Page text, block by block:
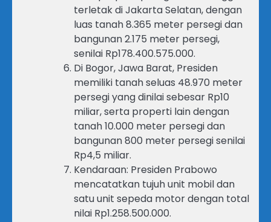
terletak di Jakarta Selatan, dengan
luas tanah 8.365 meter persegi dan
bangunan 2.175 meter persegi,
senilai Rp178.400.575.000.
Di Bogor, Jawa Barat, Presiden
memiliki tanah seluas 48.970 meter
persegi yang dinilai sebesar Rp10
miliar, serta properti lain dengan
tanah 10.000 meter persegi dan
bangunan 800 meter persegi senilai
Rp4,5 miliar.
Kendaraan: Presiden Prabowo
mencatatkan tujuh unit mobil dan
satu unit sepeda motor dengan total
nilai Rp1.258.500.000.